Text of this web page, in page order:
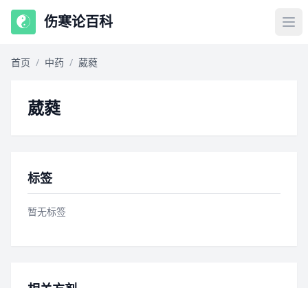
伤寒论百科
首页 / 中药 / 葳蕤
葳蕤
标签
暂无标签